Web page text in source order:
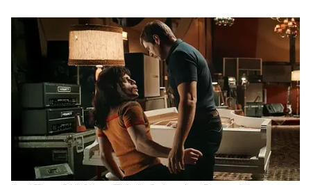
এসআইআর-এ ভোটার তালিকা থেকে যাদের নাম
বাদ দেওয়া হয়েছে, তাদের রেশন কার্ড জাল বলে
গণ্য হবে এবং বাতিল করা হবে। এই কাজটি করার
জন্য শুভেন্দু আধিকারী সরকার একটি বিশেষ
অভিযান শুরু করার সিদ্ধান্ত নিয়েছে। সরকার
প্রশাসনকে ১৫ জুনের মধ্যে এসআইআর-এর
ভিত্তিতে রেশন কার্ড যাচাই প্রক্রিয়া সম্পন্ন করার
নির্দেশ দিয়েছে।